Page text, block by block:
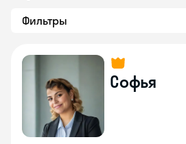
Фильтры
Софья